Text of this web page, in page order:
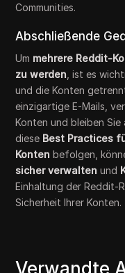
Communities.
Abschließende
Um mehrere Reddit-
zu werden , ist es
und die Konten
einzigartige E-Mails,
Konten und bleiben Sie
diese Best Practices
Konten befolgen,
sicher verwalten und
Einhaltung der Reddit-
Sicherheit Ihrer Konten.
Verwandte